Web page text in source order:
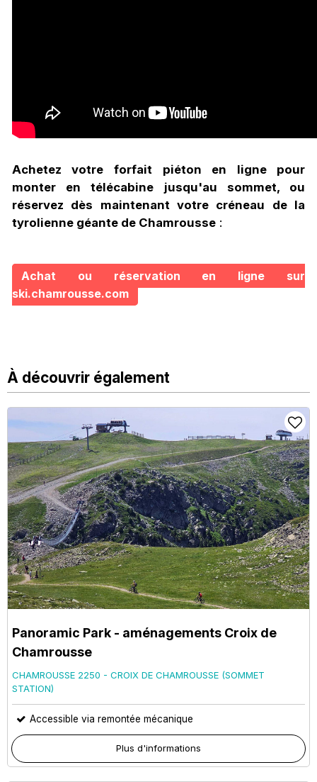
Achetez votre forfait piéton en ligne pour
monter en télécabine jusqu'au sommet, ou
réservez dès maintenant votre créneau de la
tyrolienne géante de Chamrousse:
Achat ou réservation en ligne sur
ski.chamrousse.com
À découvrir également
Panoramic Park - aménagements Croix de
Chamrousse
CHAMROUSSE 2250 - CROIX DE CHAMROUSSE (SOMMET
STATION)
Accessible via remontée mécanique
Plus d'informations